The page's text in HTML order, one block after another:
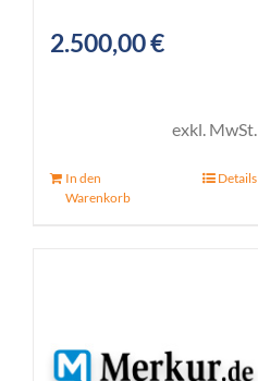
2.500,00€
exkl. MwSt.
In den
Warenkorb
Details